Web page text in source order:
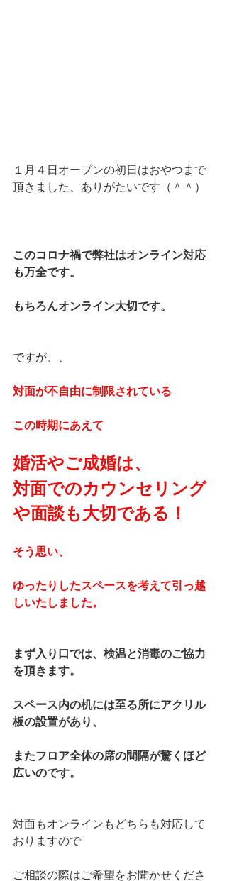
１月４日オープンの初日はおやつまで
頂きました、ありがたいです（＾＾）
このコロナ禍で弊社はオンライン対応
も万全です。
もちろんオンライン大切です。
ですが、、
対面が不自由に制限されている
この時期にあえて
婚活やご成婚は、
対面でのカウンセリング
や面談も大切である！
そう思い、
ゆったりしたスペースを考えて引っ越
しいたしました。
まず入り口では、検温と消毒のご協力
を頂きます。
スペース内の机には至る所にアクリル
板の設置があり、
またフロア全体の席の間隔が驚くほど
広いのです。
対面もオンラインもどちらも対応して
おりますので
ご相談の際はご希望をお聞かせくださ